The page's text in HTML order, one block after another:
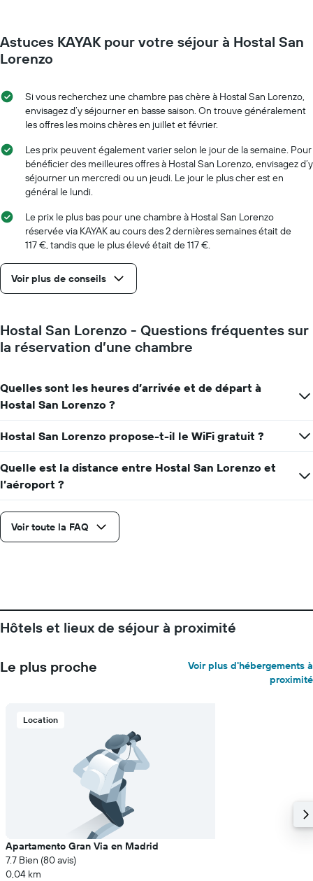
le
prix
moyen
chambre
la
date
Sur
le
graphique,
axe
indiquent
le
nombre
de
jours
avant
séjour
Sur
le
axe
Y
prix
moyen
Astuces KAYAK pour votre séjour à Hostal San
Lorenzo
Si vous recherchez une chambre pas chère à Hostal San Lorenzo,
envisagez d’y séjourner en basse saison. On trouve généralement
les offres les moins chères en juillet et février.
Les prix peuvent également varier selon le jour de la semaine. Pour
bénéficier des meilleures offres à Hostal San Lorenzo, envisagez d’y
séjourner un mercredi ou un jeudi. Le jour le plus cher est en
général le lundi.
Le prix le plus bas pour une chambre à Hostal San Lorenzo
réservée via KAYAK au cours des 2 dernières semaines était de
117 €, tandis que le plus élevé était de 117 €.
Voir plus de conseils
Hostal San Lorenzo - Questions fréquentes sur
la réservation d’une chambre
Quelles sont les heures d’arrivée et de départ à
Hostal San Lorenzo ?
Hostal San Lorenzo propose-t-il le WiFi gratuit ?
Quelle est la distance entre Hostal San Lorenzo et
l’aéroport ?
Voir toute la FAQ
Hôtels et lieux de séjour à proximité
Le plus proche
Voir plus d'hébergements à
proximité
Location
Apartamento Gran Via en Madrid
7.7 Bien (80 avis)
0,04 km